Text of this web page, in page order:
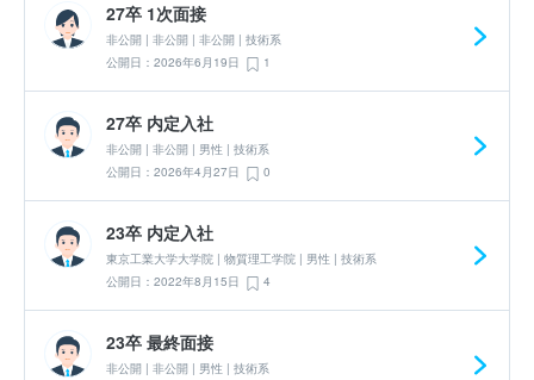
27卒 1次面接
非公開 | 非公開 | 非公開 | 技術系
公開日：2026年6月19日
1
27卒 内定入社
非公開 | 非公開 | 男性 | 技術系
公開日：2026年4月27日
0
23卒 内定入社
東京工業大学大学院 | 物質理工学院 | 男性 | 技術系
公開日：2022年8月15日
4
23卒 最終面接
非公開 | 非公開 | 男性 | 技術系